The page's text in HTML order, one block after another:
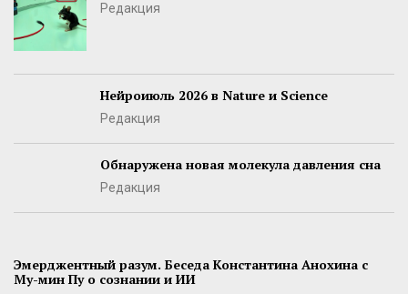
Редакция
Нейроиюль 2026 в Nature и Science
Редакция
Обнаружена новая молекула давления сна
Редакция
Эмерджентный разум. Беседа Константина Анохина с
Му-мин Пу о сознании и ИИ